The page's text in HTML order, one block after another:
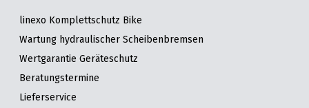
linexo Komplettschutz Bike
Wartung hydraulischer Scheibenbremsen
Wertgarantie Geräteschutz
Beratungstermine
Lieferservice